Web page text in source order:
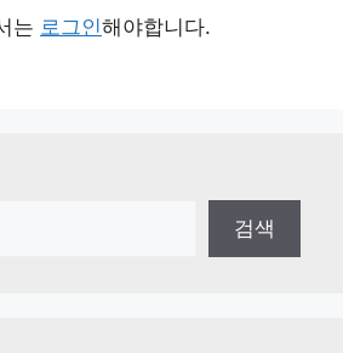
는 로그인해야합니다.
검색